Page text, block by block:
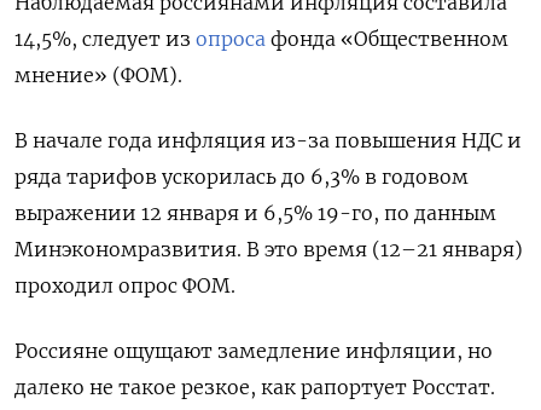
14,5%, следует из опроса фонда «Общественном
мнение» (ФОМ).
В начале года инфляция из-за повышения НДС и
ряда тарифов ускорилась до 6,3% в годовом
выражении 12 января и 6,5% 19-го, по данным
Минэкономразвития. В это время (12–21 января)
проходил опрос ФОМ.
Россияне ощущают замедление инфляции, но
далеко не такое резкое, как рапортует Росстат.